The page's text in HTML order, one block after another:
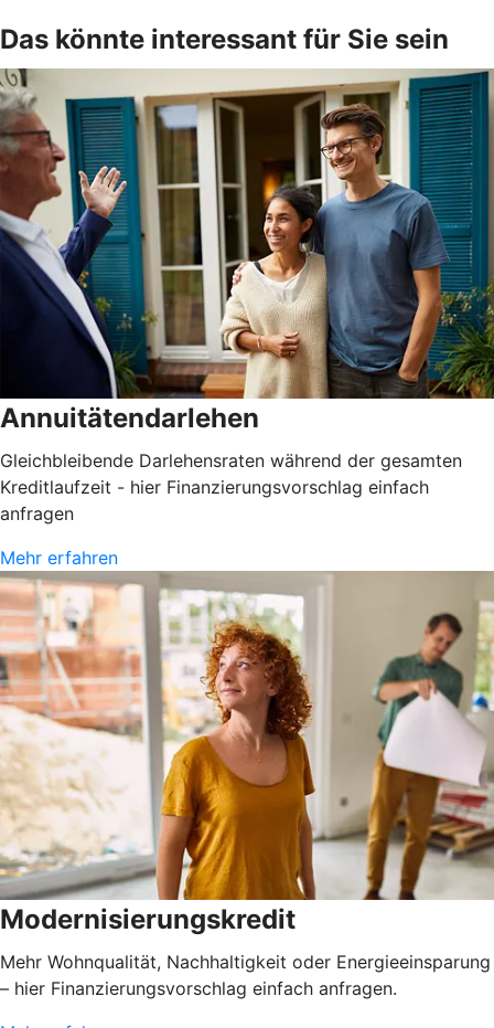
Das könnte interessant für Sie sein
Annuitätendarlehen
Gleichbleibende Darlehensraten während der gesamten
Kreditlaufzeit - hier Finanzierungsvorschlag einfach
anfragen
Mehr erfahren
Modernisierungskredit
Mehr Wohnqualität, Nachhaltigkeit oder Energieeinsparung
– hier Finanzierungsvorschlag einfach anfragen.